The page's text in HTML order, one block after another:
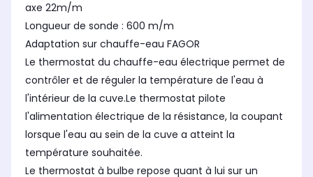
axe 22m/m
Longueur de sonde : 600 m/m
Adaptation sur chauffe-eau FAGOR
Le thermostat du chauffe-eau électrique permet de
contrôler et de réguler la température de l'eau à
l'intérieur de la cuve.Le thermostat pilote
l'alimentation électrique de la résistance, la coupant
lorsque l'eau au sein de la cuve a atteint la
température souhaitée.
Le thermostat à bulbe repose quant à lui sur un